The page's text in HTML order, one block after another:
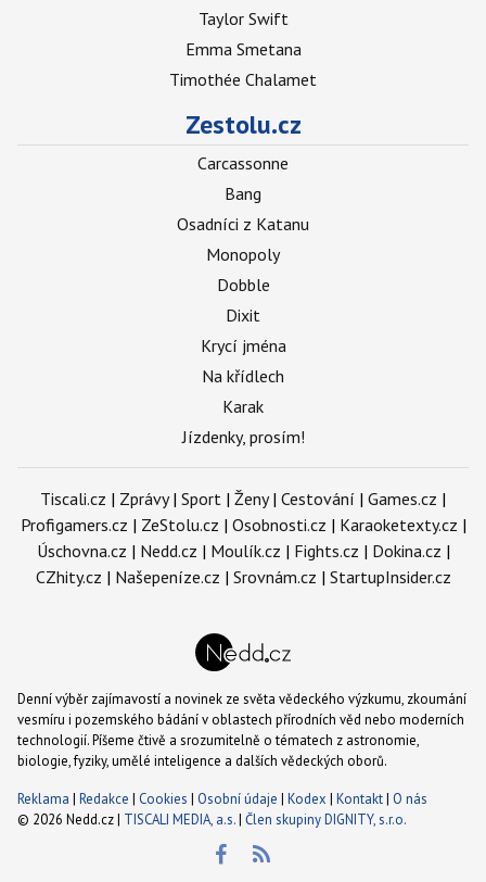
Taylor Swift
Emma Smetana
Timothée Chalamet
Zestolu.cz
Carcassonne
Bang
Osadníci z Katanu
Monopoly
Dobble
Dixit
Krycí jména
Na křídlech
Karak
Jízdenky, prosím!
Tiscali.cz | Zprávy| Sport | Ženy| Cestování | Games.cz |
Profigamers.cz | ZeStolu.cz | Osobnosti.cz | Karaoketexty.cz |
Úschovna.cz | Nedd.cz | Moulík.cz | Fights.cz | Dokina.cz |
CZhity.cz | Našepeníze.cz | Srovnám.cz | StartupInsider.cz
Denní výběr zajímavostí a novinek ze světa vědeckého výzkumu, zkoumání
vesmíru i pozemského bádání v oblastech přírodních věd nebo moderních
technologií. Píšeme čtivě a srozumitelně o tématech z astronomie,
biologie, fyziky, umělé inteligence a dalších vědeckých oborů.
Reklama | Redakce | Cookies | Osobní údaje | Kodex | Kontakt| O nás
© 2026 Nedd.cz | TISCALI MEDIA, a.s.| Člen skupiny DIGNITY, s.r.o.